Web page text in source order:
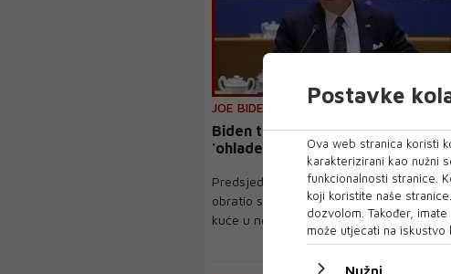
JOE BIDEN
Biden traži od Amerikanaca da
'ohlade' nakon pucnjave na
Predsjednik Sjedinjenih Država Joe
obratio se naciji iz Ovalnog ureda Bijele
kuće u nedjelj...
Postavke
Ova web stranica koristi
karakterizirani kao nužni
funkcionalnosti stranice.
koji koristite naše
dozvolom. Također,
može utjecati na iskustvo
Nužni